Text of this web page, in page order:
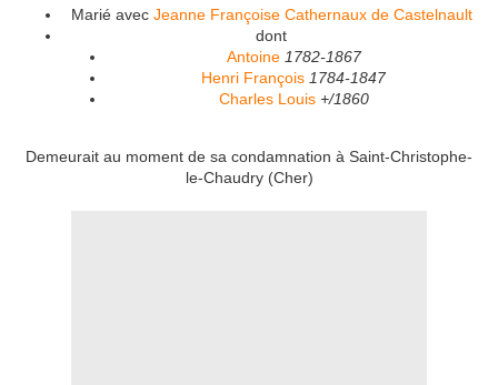
Marié avec Jeanne Françoise Cathernaux de Castelnault
dont
Antoine 1782-1867
Henri François 1784-1847
Charles Louis +/1860
Demeurait au moment de sa condamnation à Saint-Christophe-
le-Chaudry (Cher)